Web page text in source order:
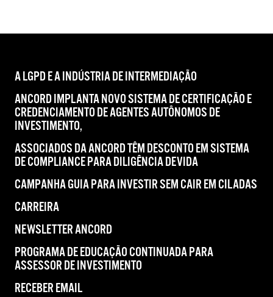
A LGPD E A INDÚSTRIA DE INTERMEDIAÇÃO
ANCORD IMPLANTA NOVO SISTEMA DE CERTIFICAÇÃO E
CREDENCIAMENTO DE AGENTES AUTÔNOMOS DE
INVESTIMENTO,
ASSOCIADOS DA ANCORD TÊM DESCONTO EM SISTEMA
DE COMPLIANCE PARA DILIGÊNCIA DEVIDA
CAMPANHA GUIA PARA INVESTIR SEM CAIR EM CILADAS
CARREIRA
NEWSLETTER ANCORD
PROGRAMA DE EDUCAÇÃO CONTINUADA PARA
ASSESSOR DE INVESTIMENTO
RECEBER EMAIL